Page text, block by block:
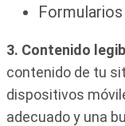
3. Contenido
contenido de tu
dispositivos
adecuado y una